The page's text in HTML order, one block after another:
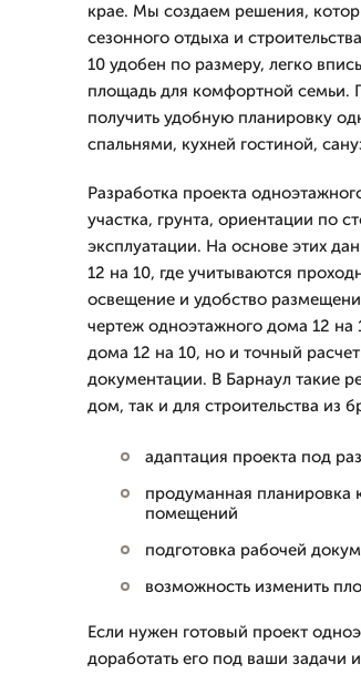
крае. Мы создаем решения,
сезонного отдыха и
10 удобен по размеру, легко
площадь для комфортной семьи.
получить удобную планировку
спальнями, кухней гостиной,
Разработка проекта
участка, грунта, ориентации по
эксплуатации. На основе этих
12 на 10, где учитываются
освещение и удобство
чертеж одноэтажного дома 12 на
дома 12 на 10, но и точный
документации. В Барнаул такие
дом, так и для строительства из
адаптация проекта под
продуманная планировка
помещений
подготовка рабочей
возможность изменить
Если нужен готовый проект
доработать его под ваши задачи